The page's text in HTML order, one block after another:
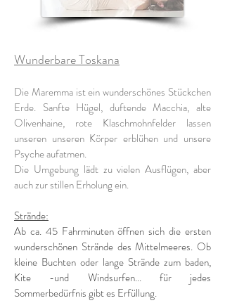
Wunderbare Toskana
Die Maremma ist ein wunderschönes Stückchen
Erde. Sanfte Hügel, duftende Macchia, alte
Olivenhaine, rote Klaschmohnfelder lassen
unseren unseren Körper erblühen und unsere
Psyche aufatmen.
Die Umgebung lädt zu vielen Ausflügen, aber
auch zur stillen Erholung ein.
Strände:
Ab ca. 45 Fahrminuten öffnen sich die ersten
wunderschönen Strände des Mittelmeeres. Ob
kleine Buchten oder lange Strände zum baden,
Kite -und Windsurfen... für jedes
Sommerbedürfnis gibt es Erfüllung.